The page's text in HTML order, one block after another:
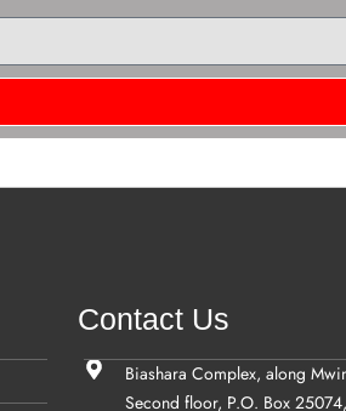
Contact Us
Biashara Complex, along
Second floor, P.O. Box